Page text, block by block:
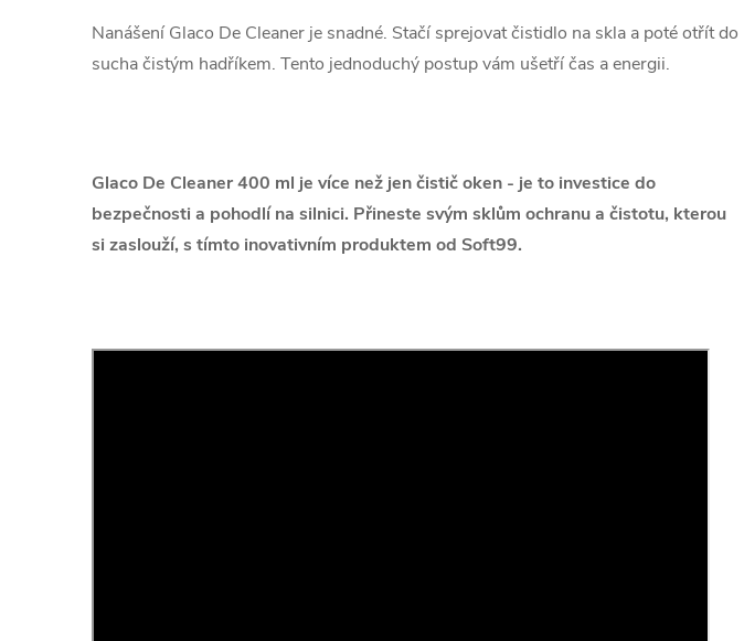
Nanášení Glaco De Cleaner je snadné. Stačí sprejovat čistidlo na skla a poté otřít do
sucha čistým hadříkem. Tento jednoduchý postup vám ušetří čas a energii.
Glaco De Cleaner 400 ml je více než jen čistič oken - je to investice do
bezpečnosti a pohodlí na silnici. Přineste svým sklům ochranu a čistotu, kterou
si zaslouží, s tímto inovativním produktem od Soft99.